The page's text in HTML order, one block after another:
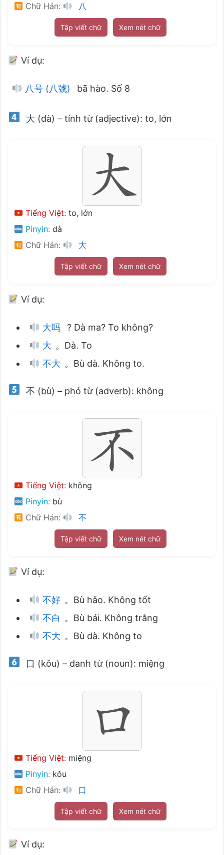
Chữ Hán:
八
Tập viết chữ Xem nét chữ
Ví dụ:
八号 (八號) bā hào. Số 8
大 (dà) – tính từ (adjective): to, lớn
Tiếng Việt: to, lớn
Pinyin: dà
Chữ Hán:
大
Tập viết chữ Xem nét chữ
Ví dụ:
大吗
? Dà ma? To không?
大 。Dà. To
不大 。Bù dà. Không to.
不 (bù) – phó từ (adverb): không
Tiếng Việt: không
Pinyin: bù
Chữ Hán:
不
Tập viết chữ Xem nét chữ
Ví dụ:
不好 。Bù hǎo. Không tốt
不白
。Bù bái. Không trắng
不大 。Bù dà. Không to
口 (kǒu) – danh từ (noun): miệng
Tiếng Việt: miệng
Pinyin: kǒu
Chữ Hán:
口
Tập viết chữ Xem nét chữ
Ví dụ: